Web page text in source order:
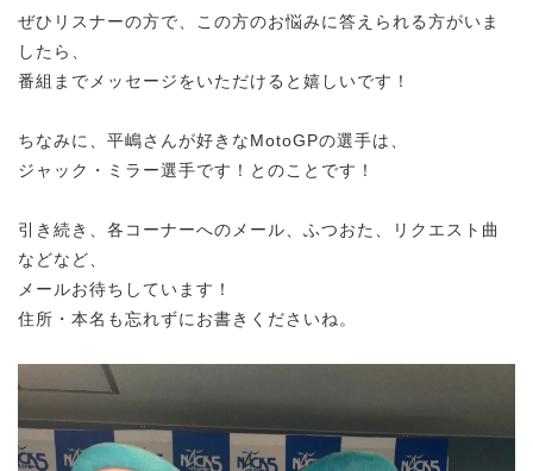
ぜひリスナーの方で、この方のお悩みに答えられる方がいま
したら、
番組までメッセージをいただけると嬉しいです！
ちなみに、平嶋さんが好きなMotoGPの選手は、
ジャック・ミラー選手です！とのことです！
引き続き、各コーナーへのメール、ふつおた、リクエスト曲
などなど、
メールお待ちしています！
住所・本名も忘れずにお書きくださいね。